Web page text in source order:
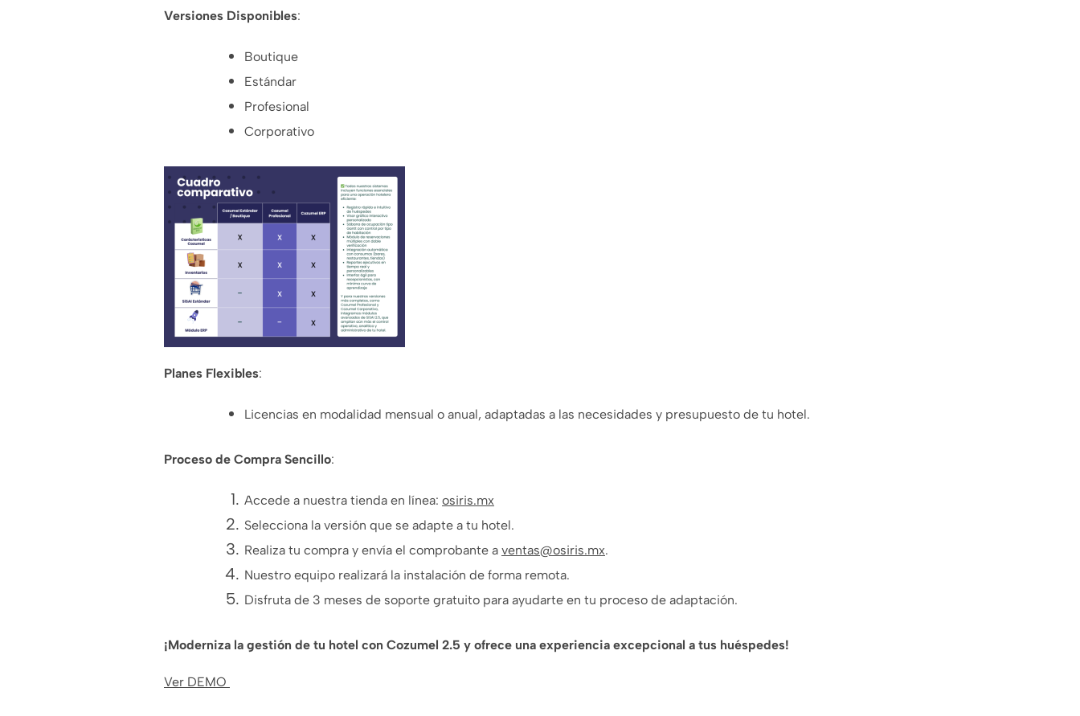
Versiones Disponibles:
Boutique
Estándar
Profesional
Corporativo
Planes Flexibles:
Licencias en modalidad mensual o anual, adaptadas a las necesidades y presupuesto de tu hotel.
Proceso de Compra Sencillo:
Accede a nuestra tienda en línea: osiris.mx
Selecciona la versión que se adapte a tu hotel.
Realiza tu compra y envía el comprobante a ventas@osiris.mx.
Nuestro equipo realizará la instalación de forma remota.
Disfruta de 3 meses de soporte gratuito para ayudarte en tu proceso de adaptación.
¡Moderniza la gestión de tu hotel con Cozumel 2.5 y ofrece una experiencia excepcional a tus huéspedes!
Ver DEMO